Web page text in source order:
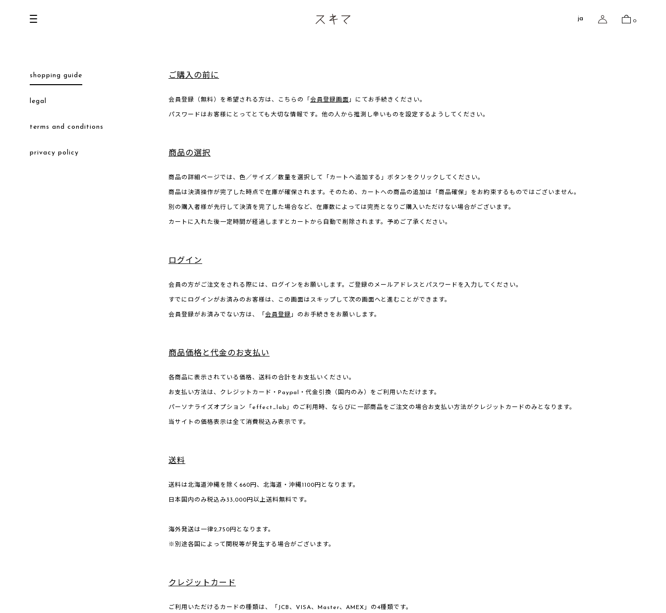
U.F.O （Unidentified Footwear Object）
shoes
comono
ja 0
shopping guide
legal
terms and conditions
privacy policy
ご購入の前に
会員登録（無料）を希望される方は、こちらの「 会員登録画面 」にてお手続きください。
パスワードはお客様にとってとても大切な情報です。他の人から推測し辛いものを設定するようしてください。
商品の選択
商品の詳細ページでは、色／サイズ／数量を選択して「カートへ追加する」ボタンをクリックしてください。
商品は決済操作が完了した時点で在庫が確保されます。そのため、カートへの商品の追加は「商品確保」をお約束するものではございません。
別の購入者様が先行して決済を完了した場合など、在庫数によっては完売となりご購入いただけない場合がございます。
カートに入れた後一定時間が経過しますとカートから自動で削除されます。予めご了承ください。
ログイン
会員の方がご注文をされる際には、ログインをお願いします。ご登録のメールアドレスとパスワードを入力してください。
すでにログインがお済みのお客様は、この画面はスキップして次の画面へと進むことができます。
会員登録がお済みでない方は、「 会員登録 」のお手続きをお願いします。
商品価格と代金のお支払い
各商品に表示されている価格、送料の合計をお支払いください。
お支払い方法は、クレジットカード・Paypal・代金引換（国内のみ）をご利用いただけます。
パーソナライズオプション「effect_lab」のご利用時、ならびに一部商品をご注文の場合お支払い方法がクレジットカードのみとなります。
当サイトの価格表示は全て消費税込み表示です。
送料
送料は北海道沖縄を除く660円、北海道・沖縄1100円となります。
日本国内のみ税込み33,000円以上送料無料です。
海外発送は一律2,750円となります。
※別途各国によって関税等が発生する場合がございます。
クレジットカード
ご利用いただけるカードの種類は、「JCB、VISA、Master、AMEX」の4種類です。